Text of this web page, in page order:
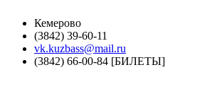
Кемерово
(3842) 39-60-11
vk.kuzbass@mail.ru
(3842) 66-00-84 [БИЛЕТЫ]